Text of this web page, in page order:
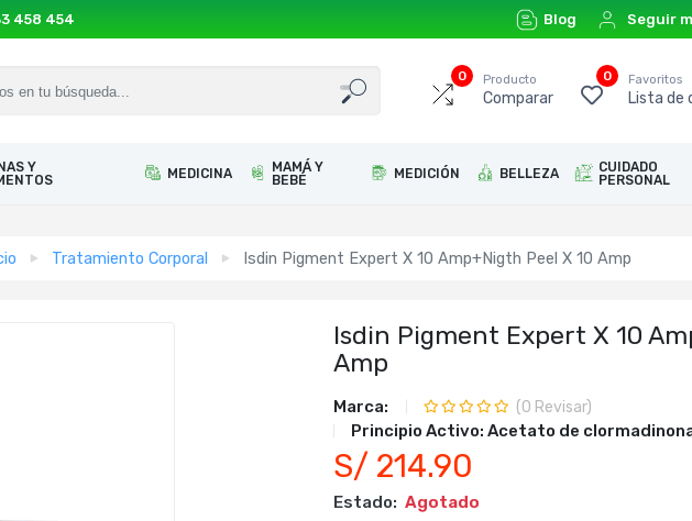
458 454 Blog Seguir
0 Producto
Comparar
0 Favoritos
Lista de
Y
MEDICINA
MAMÁ Y
BEBÉ
MEDICIÓN BELLEZA
CUIDADO
PERSONAL
Tratamiento Corporal Isdin Pigment Expert X 10 Amp+Nigth Peel X 10 Amp
Isdin Pigment Expert X 10
Amp
Marca: (0 Revisar)
Principio Activo: Acetato de
S/ 214.90
Estado: Agotado